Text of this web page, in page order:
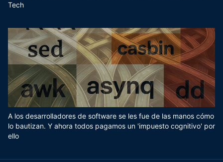
Tech
A los desarrolladores de software se les fue de las manos cómo
lo bautizan. Y ahora todos pagamos un 'impuesto cognitivo' por
ello